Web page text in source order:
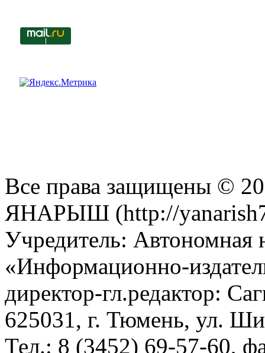
Все права защищены ©
ЯНАРЫШ (http://
Учредитель: Автономная
«Информационно-
директор-гл.редактор:
625031, г. Тюмень, ул.
Тел.: 8 (3452) 69-57-60,